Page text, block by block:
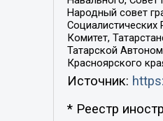
Народный совет
Комитет,
Татарской
Красноярского
Источник:
* Реестр